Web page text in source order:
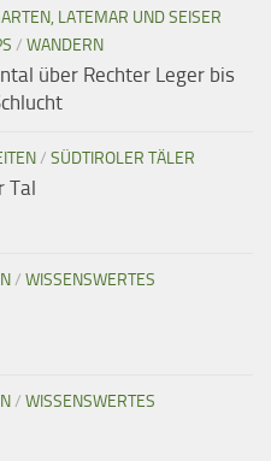
LATEMAR UND SEISER
/ WANDERN
über Rechter Leger bis
/ SÜDTIROLER TÄLER
Tal
/ WISSENSWERTES
/ WISSENSWERTES